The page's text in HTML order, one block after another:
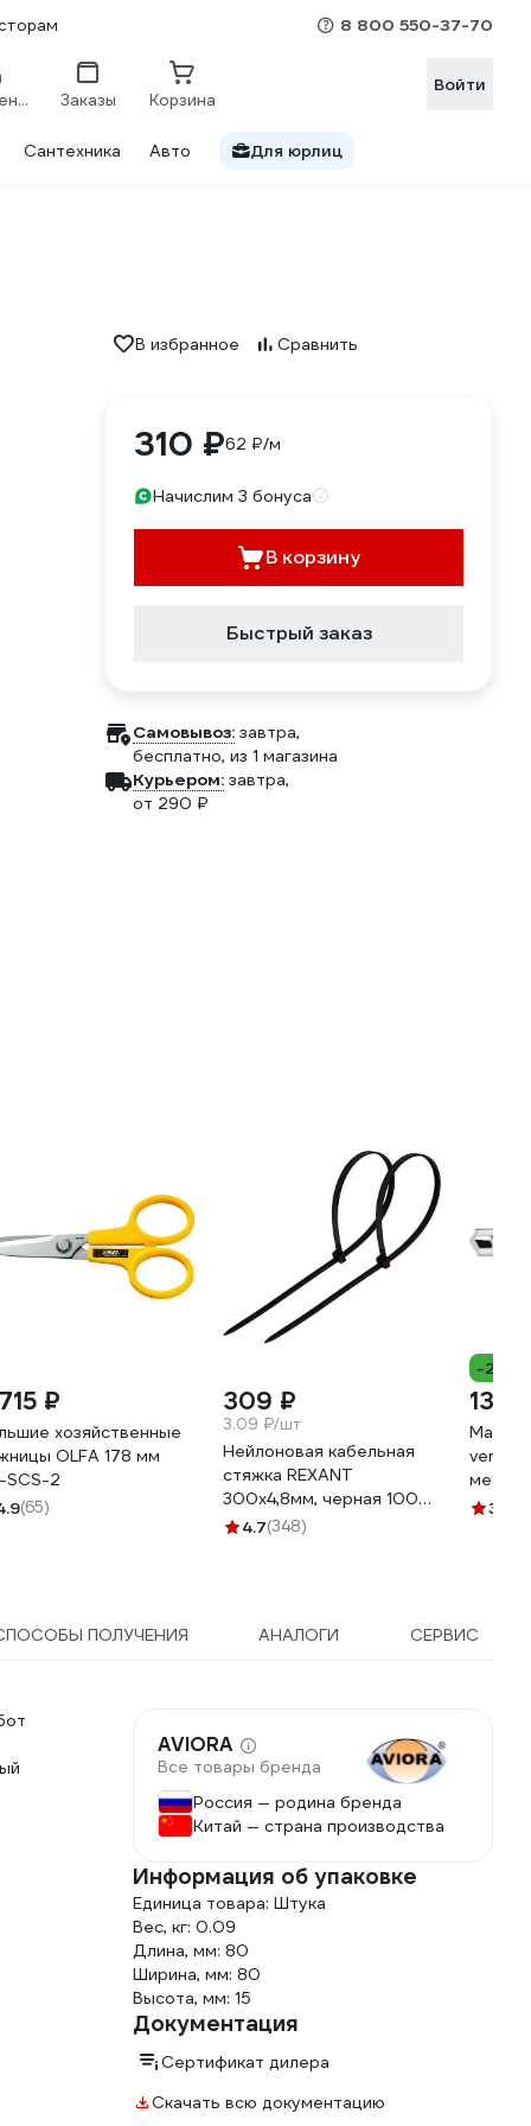
8 800 550-37-70
Сравнение Заказы Корзина
Войти
Сантехника Авто Для юрлиц
В избранное Сравнить
310 ₽62 ₽/м
Начислим 3 бонуса
В корзину
Быстрый заказ
Самовывоз: завтра,
бесплатно, из 1 магазина
Курьером: завтра,
от 290 ₽
₽
хозяйственные
OLFA 178 мм
SCS-2
(65)
309 ₽
3.09 ₽/шт
Нейлоновая кабельная
стяжка REXANT
300x4,8мм, черная 100
шт/уп 07-1303
4.7(348)
-26%
139
023.9
ПОЛУЧЕНИЯ АНАЛОГИ СЕРВИС
AVIORA
Все товары бренда
Россия — родина бренда
Китай — страна производства
Информация об упаковке
Единица товара: Штука
Вес, кг: 0.09
Длина, мм: 80
Ширина, мм: 80
Высота, мм: 15
Документация
Сертификат дилера
Скачать всю документацию